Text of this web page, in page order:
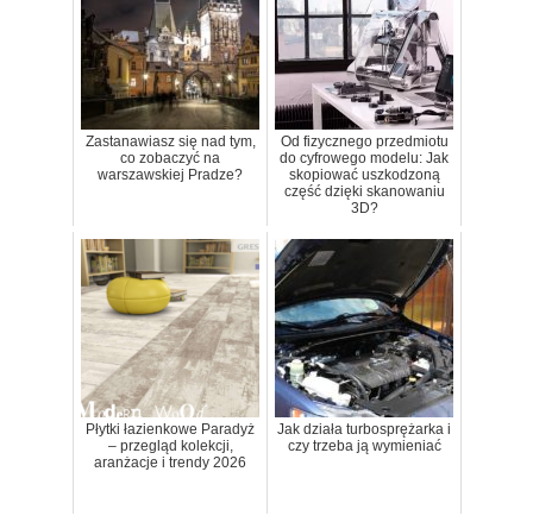
Zastanawiasz się nad tym,
co zobaczyć na
warszawskiej Pradze?
Od fizycznego przedmiotu
do cyfrowego modelu: Jak
skopiować uszkodzoną
część dzięki skanowaniu
3D?
Płytki łazienkowe Paradyż
– przegląd kolekcji,
aranżacje i trendy 2026
Jak działa turbosprężarka i
czy trzeba ją wymieniać